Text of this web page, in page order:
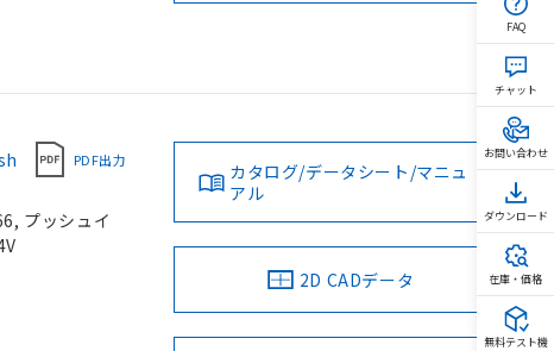
PDF出力
プッシュイ
カタログ/データシート/マニュ
アル
2D CADデータ
FAQ
チャット
お問い合わせ
ダウンロード
在庫・価格
無料テスト機